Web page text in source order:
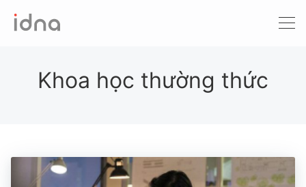
Xét nghiệm ADN
Bệnh tan máu Thalassemia
Khoa học thường thức